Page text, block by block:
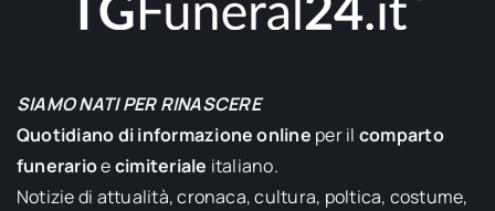
SIAMO NATI PER RINASCERE
Quotidiano di informazione online per il comparto
funerarioecimiteriale italiano.
Notizie di attualità, cronaca, cultura, poltica, costume,